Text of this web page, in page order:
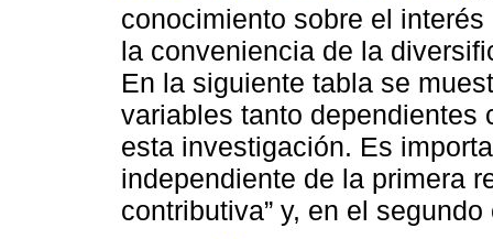
conocimiento sobre el
la conveniencia de la
En la siguiente tabla se
variables tanto dependientes
esta investigación. Es
independiente de la primera
contributiva” y, en el